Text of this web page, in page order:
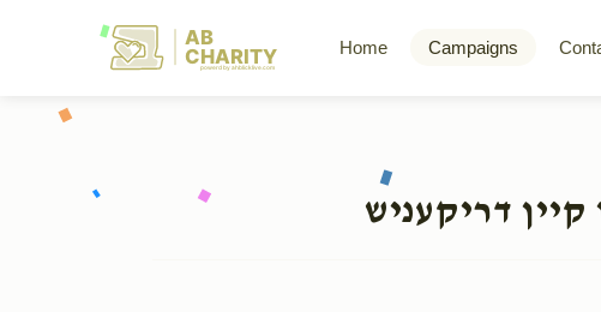
AB
CHARITY
powerd by ahblicklive.com
Home Campaigns
דריקעניש